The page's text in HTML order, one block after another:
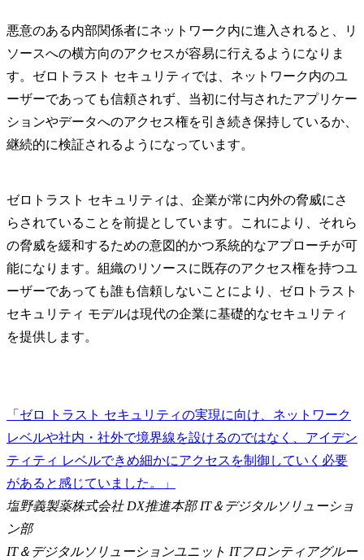
悪意のある内部関係者にネットワーク内に進入されると、リ
ソースへの横方向のアクセスが容易に行えるようになりま
す。ゼロトラスト セキュリティでは、ネットワーク内のユ
ーザーであっても信頼されず、当初に付与されたアプリケー
ションやデータへのアクセス権を引き続き保持しているか、
継続的に検証されるようになっています。
ゼロトラスト セキュリティは、企業が常に内外の脅威にさ
らされていることを前提としています。これにより、それら
の脅威を緩和するための意図的かつ系統的なアプローチが可
能になります。組織のリソースに既存のアクセス権を持つユ
ーザーであっても誰も信頼しないことにより、ゼロトラスト
セキュリティ モデルは現代の企業に基礎的なセキュリティ
を提供します。
「ゼロ トラスト セキュリティの実現に向け、ネットワーク
レベルや社内・社外で境界線を設けるのではなく、アイデン
ティティ レベルできめ細かにアクセスを制御していく必要
があると感じていました。」
塩野義製薬株式会社 DX推進本部 IT＆デジタルソリューショ
ン部
IT＆デジタルソリューションユニット ITフロンティアグルー